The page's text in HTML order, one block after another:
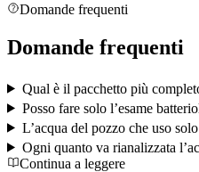
Domande frequenti
Domande frequenti
Qual è il pacchetto più
Posso fare solo l’esame
L’acqua del pozzo che uso
Ogni quanto va rianalizzata
Continua a leggere